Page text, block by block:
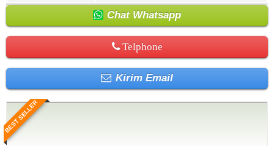
Chat Whatsapp
Telphone
Kirim Email
BEST SELLER